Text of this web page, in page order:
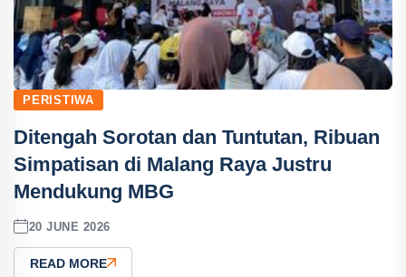
PERISTIWA
Ditengah Sorotan dan Tuntutan, Ribuan
Simpatisan di Malang Raya Justru
Mendukung MBG
20 JUNE 2026
READ MORE